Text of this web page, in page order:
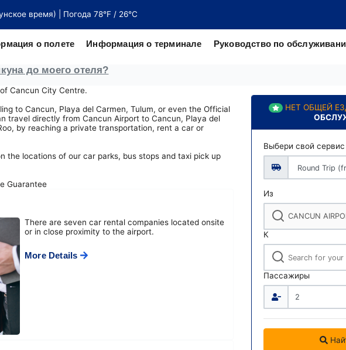
время) | Погода 78°F / 26°C
о полете Информация о терминале Руководство по
от
до моего отеля?
Cancun City Centre.
to Cancun, Playa del Carmen, Tulum, or even the Official
travel directly from Cancun Airport to Cancun, Playa del
by reaching a private transportation, rent a car or
the locations of our car parks, bus stops and taxi pick up
There are seven car rental companies located onsite
or in close proximity to the airport.
More Details
НЕТ ОБЩЕЙ
Выбери свой сервис
Из
К
Пассажиры